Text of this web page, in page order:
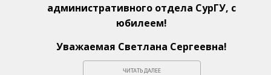
административного отдела СурГУ, с
юбилеем!
Уважаемая Светлана Сергеевна!
ЧИТАТЬ ДАЛЕЕ